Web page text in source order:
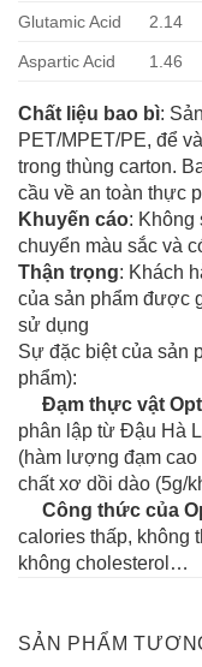
Glutamic Acid 2.14
Aspartic Acid 1.46
Chất liệu bao bì:
PET/MPET/PE, để
trong thùng carton.
cầu về an toàn thực
Khuyến cáo: Không
chuyển màu sắc và
Thận trọng: Khách
của sản phẩm được
sử dụng
Sự đặc biệt của sản
phẩm):
Đạm thực vật
phân lập từ Đậu Hà
(hàm lượng đạm
chất xơ dồi dào (5g/
Công thức của
calories thấp, không
không cholesterol…
SẢN PHẨM